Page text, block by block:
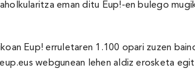
eman ditu Eup!-en bulego
Eup! erruletaren 1.100 opari zuzen
webgunean lehen aldiz erosketa